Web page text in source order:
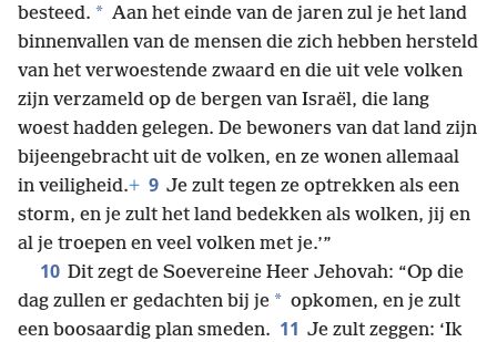
besteed. * Aan het einde van de jaren zul je het land
binnenvallen van de mensen die zich hebben hersteld
van het verwoestende zwaard en die uit vele volken
zijn verzameld op de bergen van Israël, die lang
woest hadden gelegen. De bewoners van dat land zijn
bijeengebracht uit de volken, en ze wonen allemaal
in veiligheid.+ 9 Je zult tegen ze optrekken als een
storm, en je zult het land bedekken als wolken, jij en
al je troepen en veel volken met je.’”
10 Dit zegt de Soevereine Heer Jehovah: “Op die
dag zullen er gedachten bij je * opkomen, en je zult
een boosaardig plan smeden. 11 Je zult zeggen: ‘Ik